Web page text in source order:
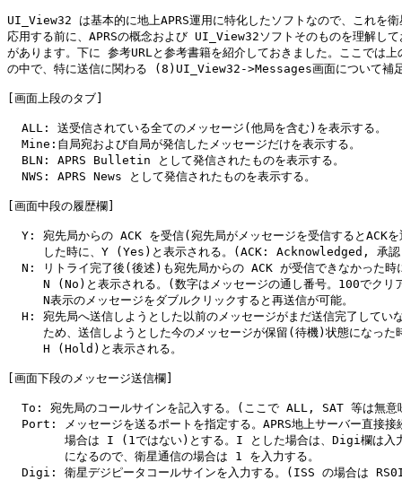
UI_View32 は基本的に地上APRS運用に特化したソフトなので、これを衛
応用する前に、APRSの概念および UI_View32ソフトそのものを理解して
があります。下に 参考URLと参考書籍を紹介しておきました。ここでは上
の中で、特に送信に関わる (8)UI_View32->Messages画面について補
[画面上段のタブ]
  ALL: 送受信されている全てのメッセージ(他局を含む)を表示する。
  Mine:自局宛および自局が発信したメッセージだけを表示する。
  BLN: APRS Bulletin として発信されたものを表示する。
  NWS: APRS News として発信されたものを表示する。
[画面中段の履歴欄]
Y: 宛先局からの ACK を受信(宛先局がメッセージを受信するとACKを
した時に、Y (Yes)と表示される。(ACK: Acknowledged, 承認
N: リトライ完了後(後述)も宛先局からの ACK が受信できなかった時
N (No)と表示される。(数字はメッセージの通し番号。100でクリ
     N表示のメッセージをダブルクリックすると再送信が可能。
H: 宛先局へ送信しようとした以前のメッセージがまだ送信完了してい
ため、送信しようとした今のメッセージが保留(待機)状態になった
     H (Hold)と表示される。
[画面下段のメッセージ送信欄]
To: 宛先局のコールサインを記入する。(ここで ALL, SAT 等は無意
Port: メッセージを送るポートを指定する。APRS地上サーバー直接接
場合は I (1ではない)とする。I とした場合は、Digi欄は入
        になるので、衛星通信の場合は 1 を入力する。
Digi: 衛星デジピータコールサインを入力する。(ISS の場合は